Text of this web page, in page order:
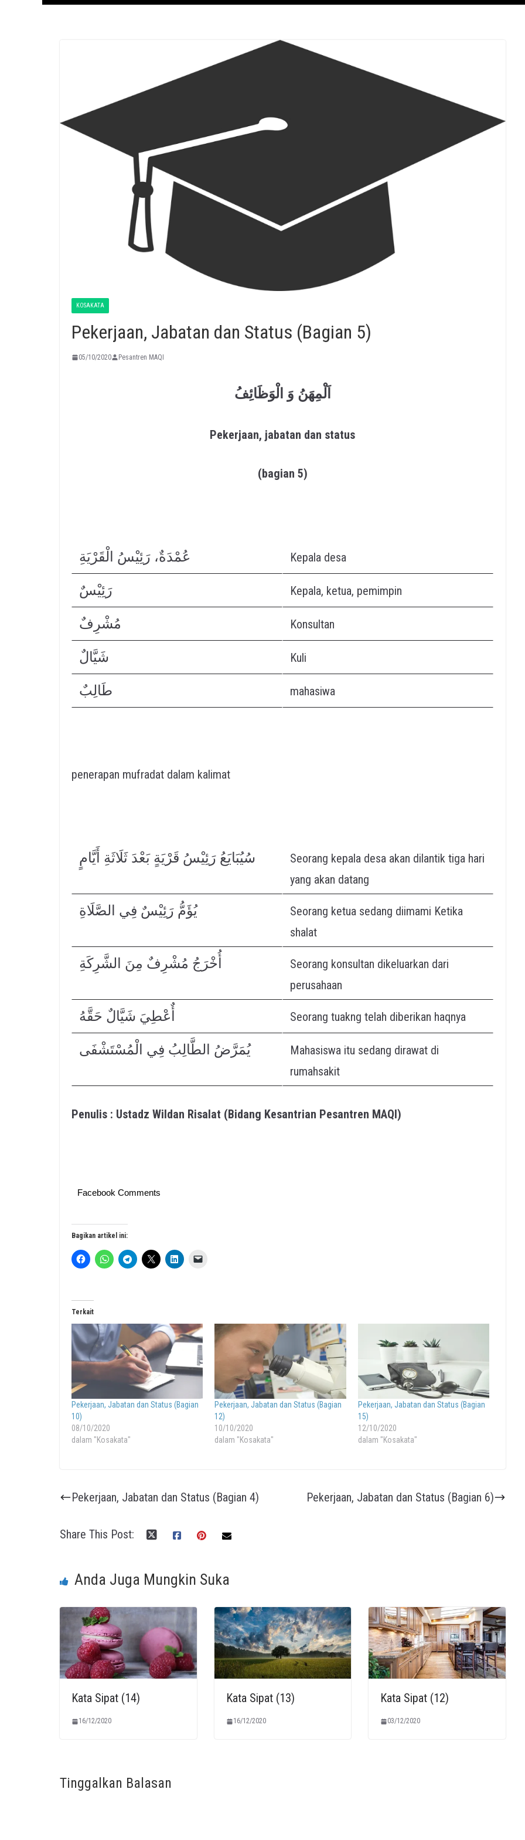
KOSAKATA
Pekerjaan, Jabatan dan Status (Bagian 5)
05/10/2020 Pesantren MAQI
اَلْمِهَنُ وَ الْوَظَائِفُ
Pekerjaan, jabatan dan status
(bagian 5)
عُمْدَةٌ، رَئِيْسُ الْقَرْيَةِ Kepala desa
رَئِيْسٌ Kepala, ketua, pemimpin
مُشْرِفٌ Konsultan
شَيَّالٌ Kuli
طَالِبٌ mahasiwa
penerapan mufradat dalam kalimat
سُيُبَايَعُ رَئِيْسُ قَرْيَةٍ بَعْدَ ثَلَاثَةِ أَيَّامٍ
Seorang kepala desa akan dilantik tiga hari
yang akan datang
يُؤَمُّ رَئِيْسٌ فِي الصَّلَاةِ
Seorang ketua sedang diimami Ketika
shalat
أُخْرَجُ مُشْرِفٌ مِنَ الشَّرِكَةِ
Seorang konsultan dikeluarkan dari
perusahaan
أٌعْطِيَ شَيَّالٌ حَقَّهُ Seorang tuakng telah diberikan haqnya
يُمَرَّضُ الطَّالِبُ فِي الْمُسْتَشْفَى
Mahasiswa itu sedang dirawat di
rumahsakit
Penulis : Ustadz Wildan Risalat (Bidang Kesantrian Pesantren MAQI)
Facebook Comments
Bagikan artikel ini:
Terkait
Pekerjaan, Jabatan dan Status (Bagian
10)
08/10/2020
dalam "Kosakata"
Pekerjaan, Jabatan dan Status (Bagian
12)
10/10/2020
dalam "Kosakata"
Pekerjaan, Jabatan dan Status (Bagian
15)
12/10/2020
dalam "Kosakata"
Pekerjaan, Jabatan dan Status (Bagian 4) Pekerjaan, Jabatan dan Status (Bagian 6)
Share This Post:
Anda Juga Mungkin Suka
Kata Sipat (14)
16/12/2020
Kata Sipat (13)
16/12/2020
Kata Sipat (12)
03/12/2020
Tinggalkan Balasan